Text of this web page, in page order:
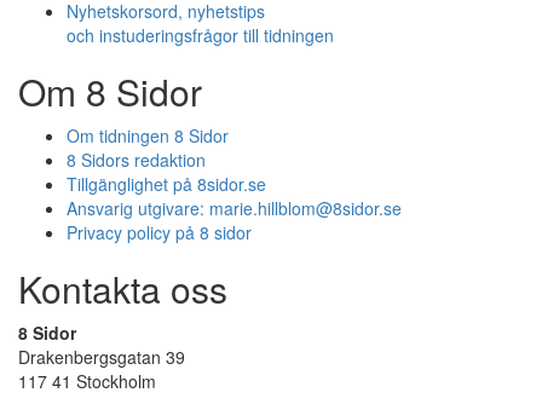
Nyhetskorsord, nyhetstips
och instuderingsfrågor till tidningen
Om 8 Sidor
Om tidningen 8 Sidor
8 Sidors redaktion
Tillgänglighet på 8sidor.se
Ansvarig utgivare: marie.hillblom@8sidor.se
Privacy policy på 8 sidor
Kontakta oss
8 Sidor
Drakenbergsgatan 39
117 41 Stockholm